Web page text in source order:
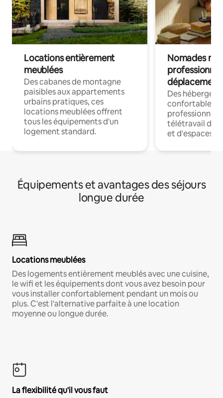
Locations entièrement
meublées
Des cabanes de montagne
paisibles aux appartements
urbains pratiques, ces
locations meublées offrent
tous les équipements d'un
logement standard.
Nomades
déplacement
Des
confortables
professionnels
télétravail
et d'espaces
Équipements et avantages des séjours
longue durée
Locations meublées
Des logements entièrement meublés avec une cuisine,
le wifi et les équipements dont vous avez besoin pour
vous installer confortablement pendant un mois ou
plus. C'est l'alternative parfaite à une location
moyenne ou longue durée.
La flexibilité qu'il vous faut